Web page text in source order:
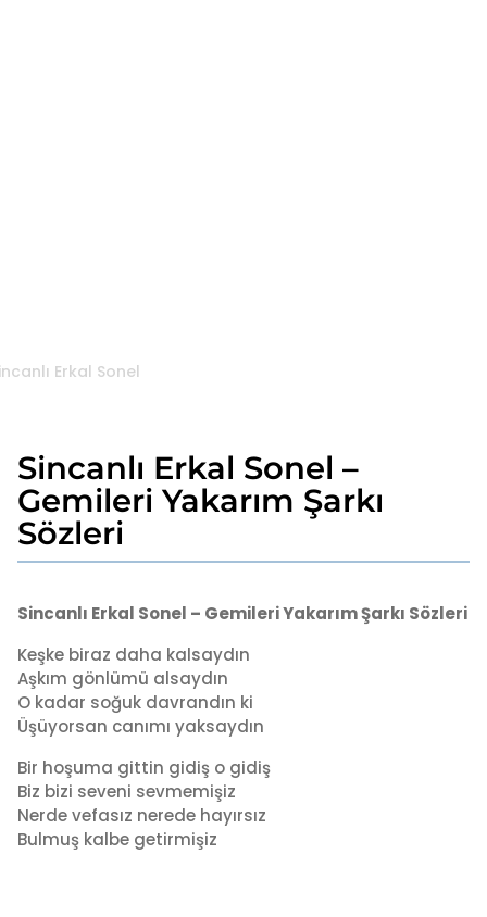
Erkal Sonel
2
y
ı
l
a
o
y
ı
l
a
o
Sincanlı Erkal Sonel –
Gemileri Yakarım Şarkı
Sözleri
y
a
d
m
i
n
Sincanlı Erkal Sonel – Gemileri Yakarım Şarkı Sözleri
Keşke biraz daha kalsaydın
Aşkım gönlümü alsaydın
O kadar soğuk davrandın ki
Üşüyorsan canımı yaksaydın
Bir hoşuma gittin gidiş o gidiş
Biz bizi seveni sevmemişiz
Nerde vefasız nerede hayırsız
Bulmuş kalbe getirmişiz